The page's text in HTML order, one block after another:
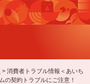
> 消費者トラブル情報＜あいち
の契約トラブルにご注意！